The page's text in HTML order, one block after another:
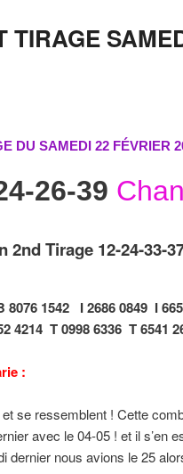
TIRAGE
DU SAMEDI 22 FÉVRIER
26-39
2nd Tirage 12-24-33-
8076 1542 I 2686 0849 I
4214 T 0998 6336 T 6541
:
se ressemblent ! Cette
avec le 04-05 ! et il s’en
nous avions le 25